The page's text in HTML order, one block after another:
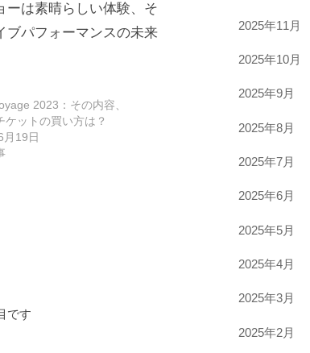
ーは素晴らしい体験、そ
ブパフォーマンスの未来
2023：その内容、
ケットの買い方は？
19日
です
2025年11月
2025年10月
2025年9月
2025年8月
2025年7月
2025年6月
2025年5月
2025年4月
2025年3月
2025年2月